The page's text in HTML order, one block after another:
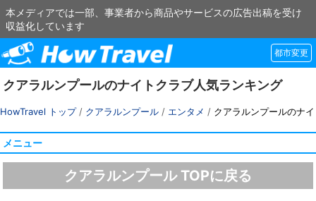
本メディアでは一部、事業者から商品やサービスの広告出稿を受け
収益化しています
都市変更
クアラルンプールのナイトクラブ人気ランキング
HowTravel トップ/ クアラルンプール / エンタメ / クアラルンプールのナ
メニュー
クアラルンプール TOPに戻る